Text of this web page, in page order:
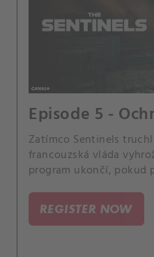
Episode 5 -
Zatímco Sentinels
francouzská vláda
program ukončí, pokud
novinářka, se zabývá
podivné série vražd, do
REGISTER NOW